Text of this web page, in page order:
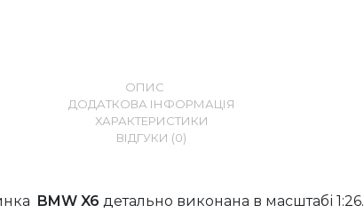
ОПИС
ДОДАТКОВА ІНФОРМАЦІЯ
ХАРАКТЕРИСТИКИ
ВІДГУКИ (0)
BMW X6 детально виконана в масштабі 1:26.